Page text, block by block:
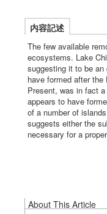
内容記述
The few available
ecosystems. Lake
suggesting it to be
have formed after
Present, was in fact
appears to have
of a number of
suggests either the
necessary for a
About This Article